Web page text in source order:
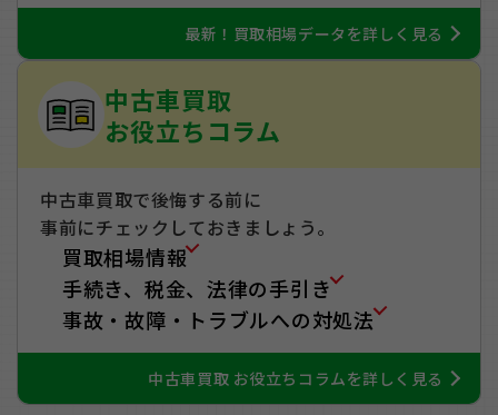
最新！買取相場データを詳しく見る
中古車買取
お役立ちコラム
中古車買取で後悔する前に
事前にチェックしておきましょう。
買取相場情報
手続き、税金、法律の手引き
事故・故障・トラブルへの対処法
中古車買取 お役立ちコラムを詳しく見る